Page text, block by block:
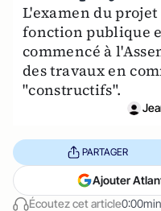
L'examen du
fonction publique
commencé à
des travaux en
"constructifs".
Écoutez cet article0:00min
PARTAGER
Ajouter